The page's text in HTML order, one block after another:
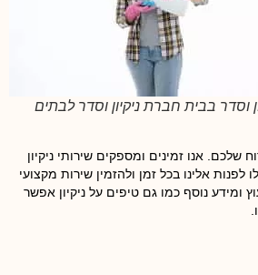
וסדר בבית חברת ניקיון וסדר לבתים
אנו זמינים ומספקים שירותי ניקיון
לפנות אלינו בכל זמן ולהזמין שירות מקצועי
ומידע נוסף כמו גם טיפים על ניקיון אפשר